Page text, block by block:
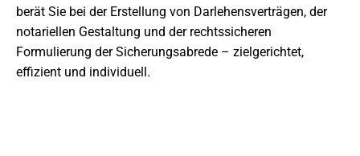
berät Sie bei der Erstellung von Darlehensverträgen, der
notariellen Gestaltung und der rechtssicheren
Formulierung der Sicherungsabrede – zielgerichtet,
effizient und individuell.